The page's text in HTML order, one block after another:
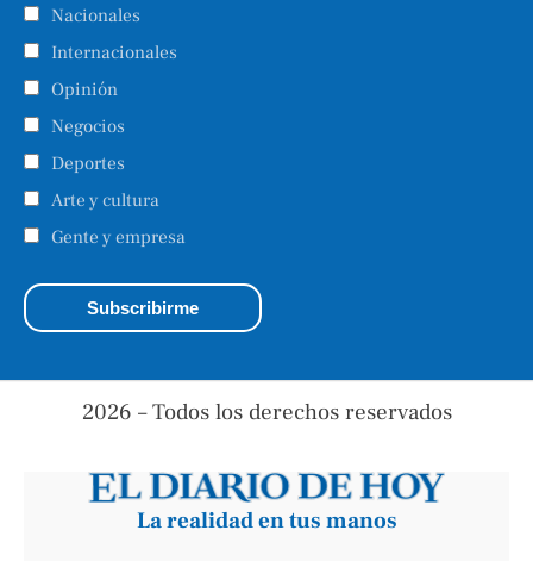
Nacionales
Internacionales
Opinión
Negocios
Deportes
Arte y cultura
Gente y empresa
2026 – Todos los derechos reservados
La realidad en tus manos